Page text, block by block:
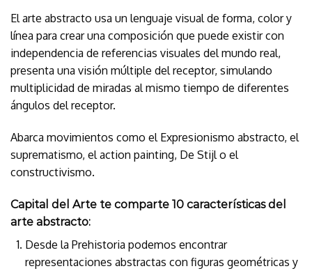
El arte abstracto usa un lenguaje visual de forma, color y
línea para crear una composición que puede existir con
independencia de referencias visuales del mundo real,
presenta una visión múltiple del receptor, simulando
multiplicidad de miradas al mismo tiempo de diferentes
ángulos del receptor.
Abarca movimientos como el Expresionismo abstracto, el
suprematismo, el action painting, De Stijl o el
constructivismo.
Capital del Arte te comparte 10 características del
arte abstracto:
Desde la Prehistoria podemos encontrar
representaciones abstractas con figuras geométricas y